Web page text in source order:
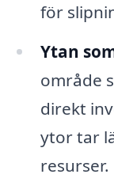
för
Ytan
område
direkt
ytor tar
resurser.